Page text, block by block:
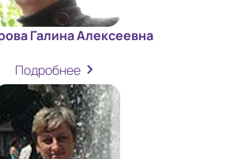
Галина Алексеевна
Подробнее